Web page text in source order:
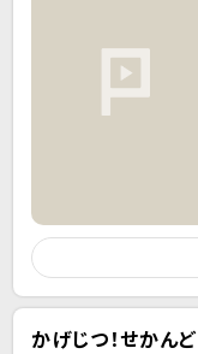
かげじつ！せかんど